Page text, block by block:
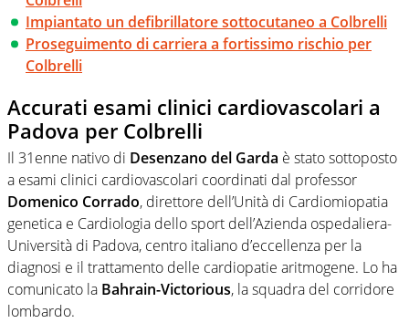
Impiantato un defibrillatore sottocutaneo a Colbrelli
Proseguimento di carriera a fortissimo rischio per
Colbrelli
Accurati esami clinici cardiovascolari a
Padova per Colbrelli
Il 31enne nativo di Desenzano del Garda è stato sottoposto
a esami clinici cardiovascolari coordinati dal professor
Domenico Corrado, direttore dell’Unità di Cardiomiopatia
genetica e Cardiologia dello sport dell’Azienda ospedaliera-
Università di Padova, centro italiano d’eccellenza per la
diagnosi e il trattamento delle cardiopatie aritmogene. Lo ha
comunicato la Bahrain-Victorious, la squadra del corridore
lombardo.